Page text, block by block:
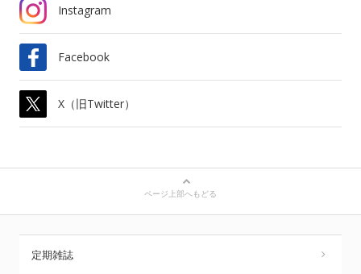
Instagram
Facebook
X（旧Twitter）
ページ上部へもどる
定期雑誌